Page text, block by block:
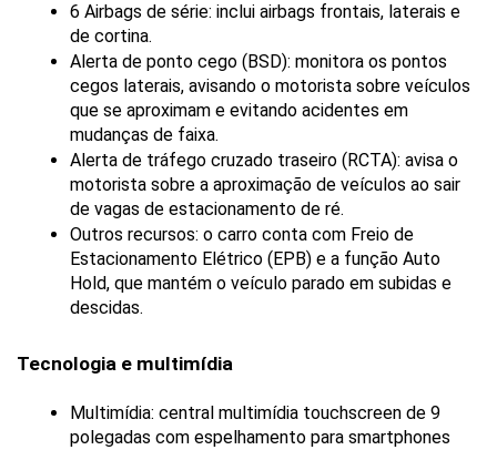
6 Airbags de série: inclui airbags frontais, laterais e
de cortina.
Alerta de ponto cego (BSD): monitora os pontos
cegos laterais, avisando o motorista sobre veículos
que se aproximam e evitando acidentes em
mudanças de faixa.
Alerta de tráfego cruzado traseiro (RCTA): avisa o
motorista sobre a aproximação de veículos ao sair
de vagas de estacionamento de ré.
Outros recursos: o carro conta com Freio de
Estacionamento Elétrico (EPB) e a função Auto
Hold, que mantém o veículo parado em subidas e
descidas.
Tecnologia e multimídia
Multimídia: central multimídia touchscreen de 9
polegadas com espelhamento para smartphones